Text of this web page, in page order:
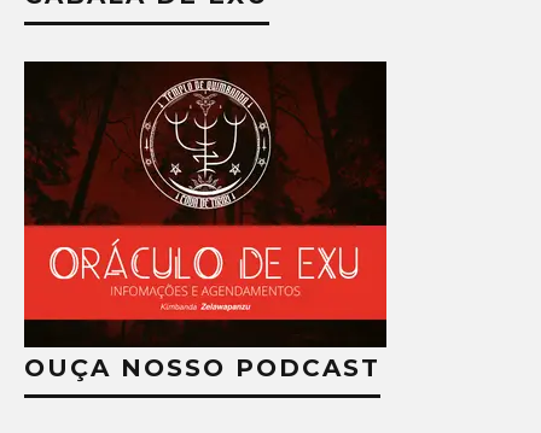
OUÇA NOSSO PODCAST